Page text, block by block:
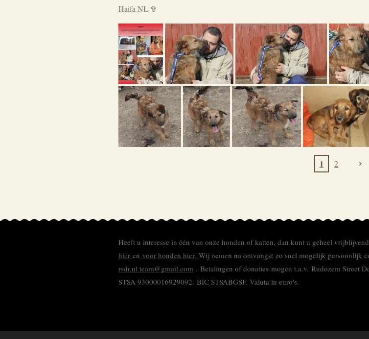
Haifa NL ✞
1 2
Heeft u interesse in één van onze honden of katten, dan kunt u geheel
hier en voor honden hier. Wij nemen na ontvangst zo snel mogelijk persoonlijk
rsdr.nl.team@gmail.com . Betalingen of donaties mogen t.a.v. Rudozem Street
STSA 93000016929092. BIC STSABGSF. Valuta in euro's.